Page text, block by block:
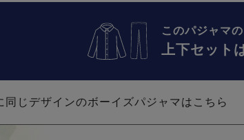
このパジャマの
上下セット